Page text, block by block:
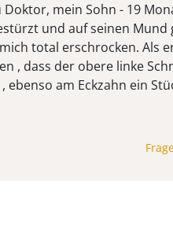
Doktor, mein Sohn - 19
und auf seinen Mund
total erschrocken. Als
, dass der obere linke
ebenso am Eckzahn ein